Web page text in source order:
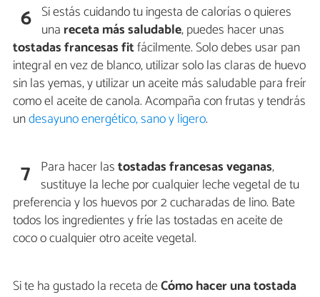
6 Si estás cuidando tu ingesta de calorías o quieres
una receta más saludable, puedes hacer unas
tostadas francesas fitfácilmente. Solo debes usar pan
integral en vez de blanco, utilizar solo las claras de huevo
sin las yemas, y utilizar un aceite más saludable para freír
como el aceite de canola. Acompaña con frutas y tendrás
undesayuno energético, sano y ligero.
7 Para hacer lastostadas francesas veganas,
sustituye la leche por cualquier leche vegetal de tu
preferencia y los huevos por 2 cucharadas de lino. Bate
todos los ingredientes y fríe las tostadas en aceite de
coco o cualquier otro aceite vegetal.
Si te ha gustado la receta deCómo hacer una tostada